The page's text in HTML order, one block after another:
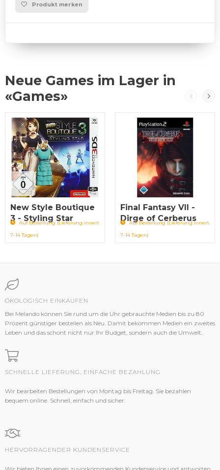
Produkt merken
Neue Games im Lager in
«Games»
New Style Boutique
3 - Styling Star
Auf Bestellung (Lieferung innert
7-14 Tagen)
Final Fantasy VII -
Dirge of Cerberus
Auf Bestellung (Lieferung innert
7-14 Tagen)
ÖKOLOGISCH EINKAUFEN
Bei Melando können Sie rund um die Uhr gebrauchte Medien bis zu 80
Prozent günstiger bestellen als Neu. Damit bekommen Medien ein zweites
Leben und das schont nicht nur Ihr Budget, sondern auch die Umwelt.
SCHNELLE LIEFERUNG, EINFACHE BEZAHLUNG
Wir bearbeiten Bestellungen von Montag bis Freitag. Sie bezahlen
bequem online. Schnell, einfach und sicher.
HERVORRAGENDER KUNDENSERVICE